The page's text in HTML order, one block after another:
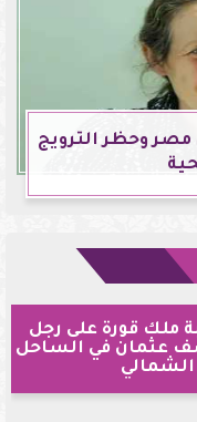
مصر وحظر الترويج
ملك قورة على رجل
عثمان في الساحل
الشمالي